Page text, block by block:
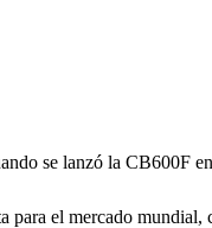
se lanzó la CB600F
el mercado